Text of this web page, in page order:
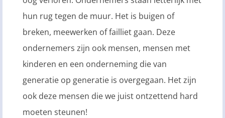
hun rug tegen de muur. Het is buigen of
breken, meewerken of failliet gaan. Deze
ondernemers zijn ook mensen, mensen met
kinderen en een onderneming die van
generatie op generatie is overgegaan. Het zijn
ook deze mensen die we juist ontzettend hard
moeten steunen!